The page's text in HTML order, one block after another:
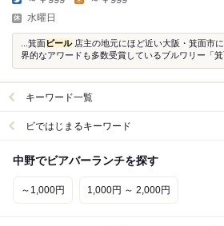
水曜日
...箕面 ビール店主の地元にほど近い大阪・箕面市
界的なアワードも多数受賞しているブルワリー「箕
キーワード一覧
ビではじまるキーワード
中野でビアバーランチを探す
～1,000円 1,000円 ～ 2,000円